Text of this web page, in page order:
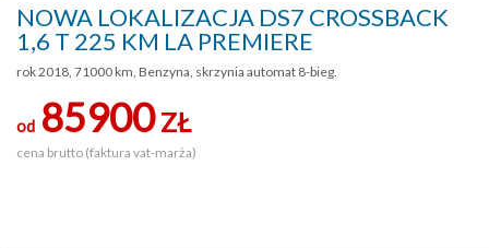
NOWA LOKALIZACJA DS7 CROSSBACK
1,6 T 225 KM LA PREMIERE
rok 2018, 71000 km, Benzyna, skrzynia automat 8-bieg.
od 85900ZŁ
cena brutto (faktura vat-marża)